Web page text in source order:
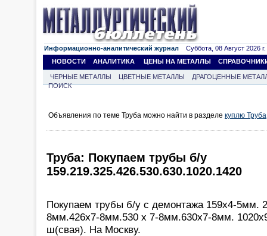
Информационно-аналитический журнал Суббота, 08 Август 2026 г.
НОВОСТИ
АНАЛИТИКА ЦЕНЫ НА МЕТАЛЛЫ
ЧЕРНЫЕ МЕТАЛЛЫ ЦВЕТНЫЕ МЕТАЛЛЫ
ДРАГОЦЕННЫЕ
ПОИСК
Объявления по теме Труба можно найти в разделе куплю Труба
Труба: Покупаем трубы б/у
159.219.325.426.530.630.1020.1420
Покупаем трубы б/у с демонтажа 159х4-5мм.
8мм.426х7-8мм.530 х 7-8мм.630х7-8мм.
ш(свая). На Москву.